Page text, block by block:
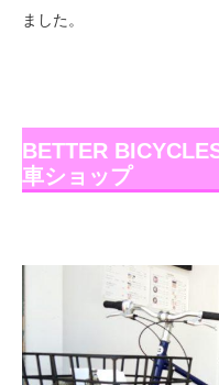
ました。
BETTER
車ショップ